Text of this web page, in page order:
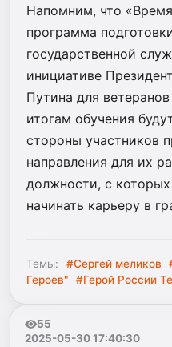
Напомним, что
программа
государственной
инициативе
Путина для
итогам обучения
стороны участников
направления для их
должности, с
начинать карьеру в
Темы: #Сергей меликов
Героев"
#Герой России
55
2025-05-30 17:40:30